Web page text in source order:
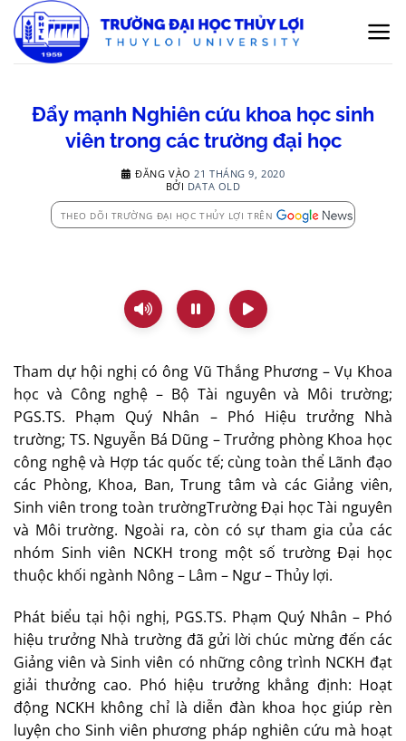
qua
nội
Đẩy mạnh Nghiên cứu khoa học sinh
viên trong các trường đại học
ĐĂNG VÀO 21 THÁNG 9, 2020
BỞI DATA OLD
THEO DÕI TRƯỜNG ĐẠI HỌC THỦY LỢI TRÊN
Tham dự hội nghị có ông Vũ Thắng Phương – Vụ Khoa
học và Công nghệ – Bộ Tài nguyên và Môi trường;
PGS.TS. Phạm Quý Nhân – Phó Hiệu trưởng Nhà
trường; TS. Nguyễn Bá Dũng – Trưởng phòng Khoa học
công nghệ và Hợp tác quốc tế; cùng toàn thể Lãnh đạo
các Phòng, Khoa, Ban, Trung tâm và các Giảng viên,
Sinh viên trong toàn trườngTrường Đại học Tài nguyên
và Môi trường. Ngoài ra, còn có sự tham gia của các
nhóm Sinh viên NCKH trong một số trường Đại học
thuộc khối ngành Nông – Lâm – Ngư – Thủy lợi.
Phát biểu tại hội nghị, PGS.TS. Phạm Quý Nhân – Phó
hiệu trưởng Nhà trường đã gửi lời chúc mừng đến các
Giảng viên và Sinh viên có những công trình NCKH đạt
giải thưởng cao. Phó hiệu trưởng khẳng định: Hoạt
động NCKH không chỉ là diễn đàn khoa học giúp rèn
luyện cho Sinh viên phương pháp nghiên cứu mà hoạt